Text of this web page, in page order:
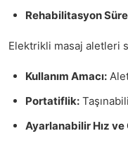
Rehabilitasyon
Elektrikli masaj aletleri
Kullanım Amacı:
Portatiflik:
Ayarlanabilir Hız ve